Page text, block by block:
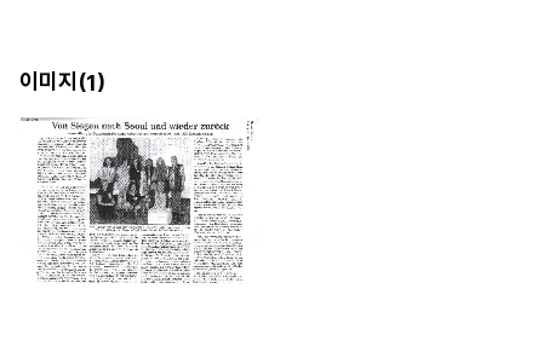
이미지(1)